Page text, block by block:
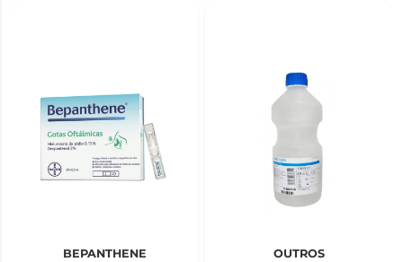
BEPANTHENE
OUTROS